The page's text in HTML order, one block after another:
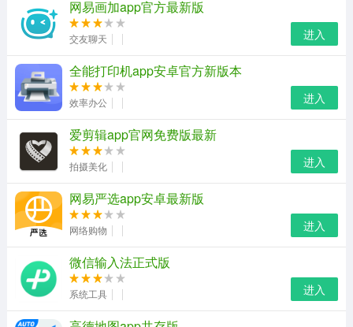
网易画加app官方最新版
交友聊天 进入
全能打印机app安卓官方新版本
效率办公 进入
爱剪辑app官网免费版最新
拍摄美化 进入
网易严选app安卓最新版
网络购物 进入
微信输入法正式版
系统工具 进入